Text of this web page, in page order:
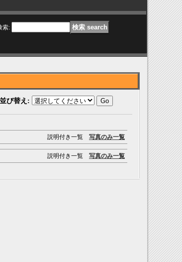
索:
び替え :
説明付き一覧 写真のみ一覧
説明付き一覧 写真のみ一覧